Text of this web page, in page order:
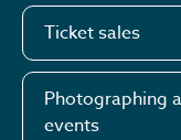
Ticket sales
Photographing
events